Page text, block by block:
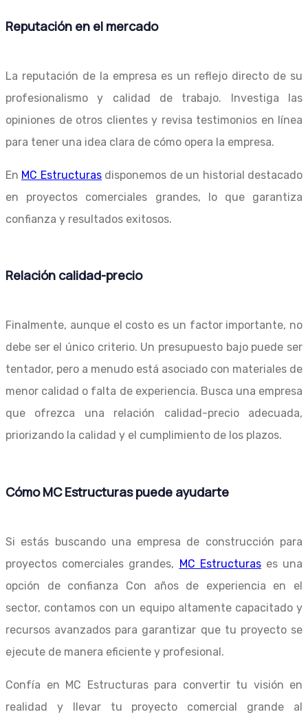
Reputación en el mercado
La reputación de la empresa es un reflejo directo de su
profesionalismo y calidad de trabajo. Investiga las
opiniones de otros clientes y revisa testimonios en línea
para tener una idea clara de cómo opera la empresa.
En MC Estructurasdisponemos de un historial destacado
en proyectos comerciales grandes, lo que garantiza
confianza y resultados exitosos.
Relación calidad-precio
Finalmente, aunque el costo es un factor importante, no
debe ser el único criterio. Un presupuesto bajo puede ser
tentador, pero a menudo está asociado con materiales de
menor calidad o falta de experiencia. Busca una empresa
que ofrezca una relación calidad-precio adecuada,
priorizando la calidad y el cumplimiento de los plazos.
Cómo MC Estructuras puede ayudarte
Si estás buscando una empresa de construcción para
proyectos comerciales grandes, MC Estructurases una
opción de confianza Con años de experiencia en el
sector, contamos con un equipo altamente capacitado y
recursos avanzados para garantizar que tu proyecto se
ejecute de manera eficiente y profesional.
Confía en MC Estructuras para convertir tu visión en
realidad y llevar tu proyecto comercial grande al